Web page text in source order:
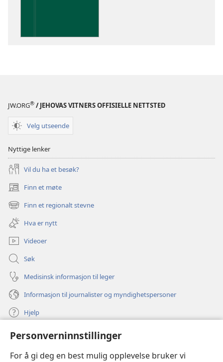
Personverninnstillinger
For å gi deg en best mulig opplevelse bruker vi
JW.ORG® / JEHOVAS VITNERS OFFISIELLE NETTSTED
Velg utseende
Nyttige lenker
Vil du ha et besøk?
Finn et møte
(åpner
nytt
vindu)
Finn et regionalt stevne
(åpner
nytt
vindu)
Hva er nytt
Videoer
Søk
Medisinsk informasjon til leger
Informasjon til journalister og myndighetspersoner
Hjelp
Bidrag
(åpner
nytt